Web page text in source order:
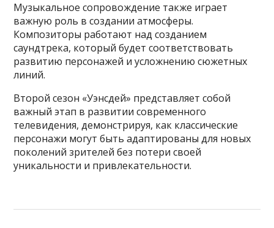
Музыкальное сопровождение также играет
важную роль в создании атмосферы.
Композиторы работают над созданием
саундтрека, который будет соответствовать
развитию персонажей и усложнению сюжетных
линий.
Второй сезон «Уэнсдей» представляет собой
важный этап в развитии современного
телевидения, демонстрируя, как классические
персонажи могут быть адаптированы для новых
поколений зрителей без потери своей
уникальности и привлекательности.